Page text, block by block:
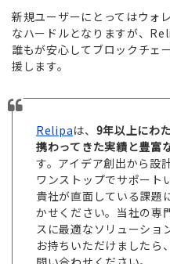
新規ユーザーにとってはウォ
なハードルとなりますが、
誰もが安心してブロックチェ
援します。
Relipaは、 9年以上にわ
携わってきた実績と豊富
す。アイデア創出から設
ワンストップでサポート
貴社が直面している課題
かせください。当社の専
スに最適なソリューショ
お持ちいただけましたら